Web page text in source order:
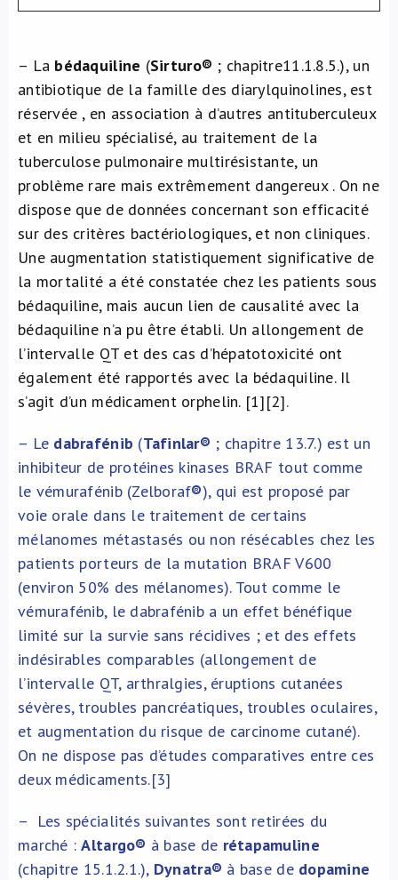
– La bédaquiline (Sirturo® ; chapitre11.1.8.5.), un
antibiotique de la famille des diarylquinolines, est
réservée , en association à d’autres antituberculeux
et en milieu spécialisé, au traitement de la
tuberculose pulmonaire multirésistante, un
problème rare mais extrêmement dangereux . On ne
dispose que de données concernant son efficacité
sur des critères bactériologiques, et non cliniques.
Une augmentation statistiquement significative de
la mortalité a été constatée chez les patients sous
bédaquiline, mais aucun lien de causalité avec la
bédaquiline n’a pu être établi. Un allongement de
l’intervalle QT et des cas d’hépatotoxicité ont
également été rapportés avec la bédaquiline. Il
s’agit d’un médicament orphelin. [1][2].
– Le dabrafénib (Tafinlar® ; chapitre 13.7.) est un
inhibiteur de protéines kinases BRAF tout comme
le vémurafénib (Zelboraf®), qui est proposé par
voie orale dans le traitement de certains
mélanomes métastasés ou non résécables chez les
patients porteurs de la mutation BRAF V600
(environ 50% des mélanomes). Tout comme le
vémurafénib, le dabrafénib a un effet bénéfique
limité sur la survie sans récidives ; et des effets
indésirables comparables (allongement de
l’intervalle QT, arthralgies, éruptions cutanées
sévères, troubles pancréatiques, troubles oculaires,
et augmentation du risque de carcinome cutané).
On ne dispose pas d’études comparatives entre ces
deux médicaments.[3]
– Les spécialités suivantes sont retirées du
marché :Altargo® à base de rétapamuline
(chapitre 15.1.2.1.), Dynatra® à base de dopamine